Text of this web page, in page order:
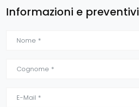
Informazioni e preventivi